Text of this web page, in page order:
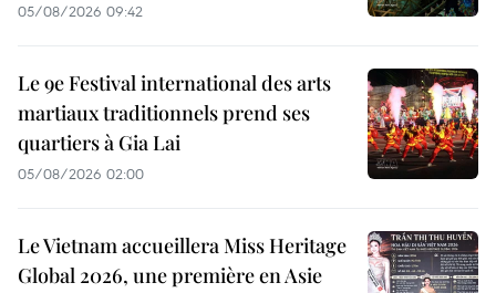
05/08/2026 09:42
Le 9e Festival international des arts
martiaux traditionnels prend ses
quartiers à Gia Lai
05/08/2026 02:00
Le Vietnam accueillera Miss Heritage
Global 2026, une première en Asie